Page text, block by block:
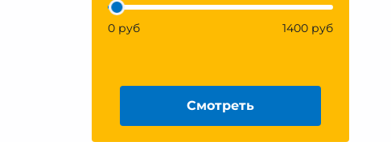
0 руб 1400 руб
Смотреть